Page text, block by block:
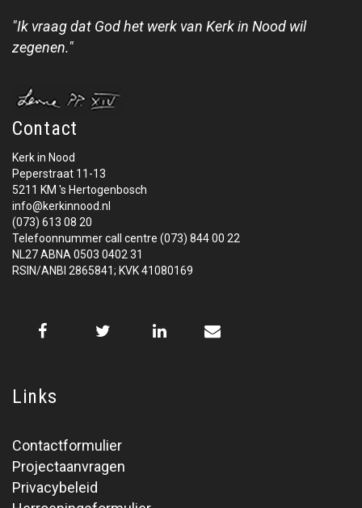
"Ik vraag dat God het werk van Kerk in Nood wil
zegenen."
Contact
Kerk in Nood
Peperstraat 11-13
5211 KM 's Hertogenbosch
info@kerkinnood.nl
(073) 613 08 20
Telefoonnummer call centre (073) 844 00 22
NL27 ABNA 0503 0402 31
RSIN/ANBI 2865841; KVK 41080169
Links
Contactformulier
Projectaanvragen
Privacybeleid